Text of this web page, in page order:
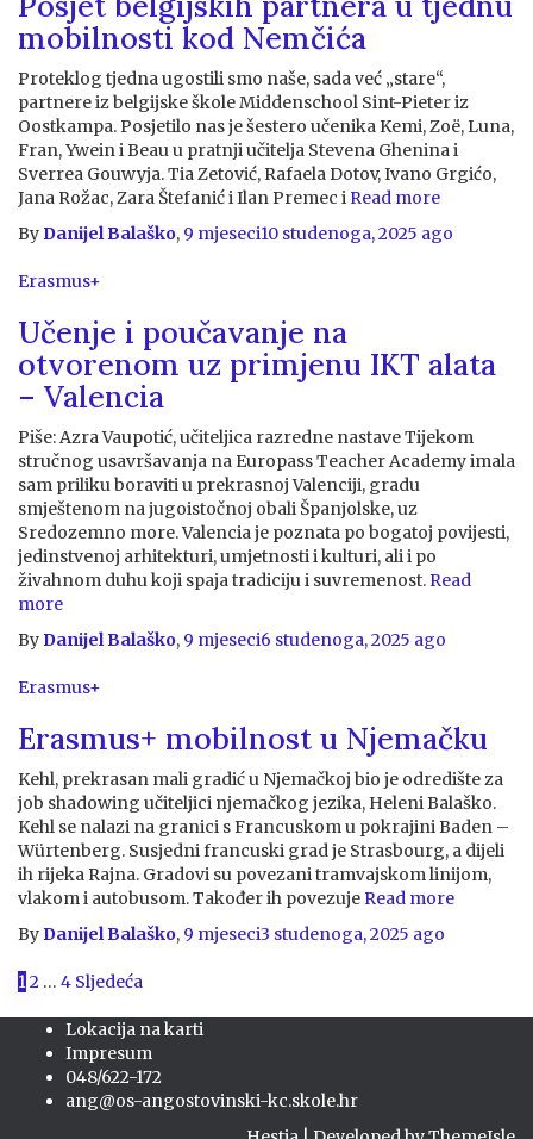
mobilnosti kod Nemčića
Proteklog tjedna ugostili smo naše, sada već „stare“,
partnere iz belgijske škole Middenschool Sint-Pieter iz
Oostkampa. Posjetilo nas je šestero učenika Kemi, Zoë, Luna,
Fran, Ywein i Beau u pratnji učitelja Stevena Ghenina i
Sverrea Gouwyja. Tia Zetović, Rafaela Dotov, Ivano Grgićo,
Jana Rožac, Zara Štefanić i Ilan Premec i Read more
By Danijel Balaško, 9 mjeseci10 studenoga, 2025 ago
Erasmus+
Učenje i poučavanje na
otvorenom uz primjenu IKT alata
– Valencia
Piše: Azra Vaupotić, učiteljica razredne nastave Tijekom
stručnog usavršavanja na Europass Teacher Academy imala
sam priliku boraviti u prekrasnoj Valenciji, gradu
smještenom na jugoistočnoj obali Španjolske, uz
Sredozemno more. Valencia je poznata po bogatoj povijesti,
jedinstvenoj arhitekturi, umjetnosti i kulturi, ali i po
živahnom duhu koji spaja tradiciju i suvremenost. Read
more
By Danijel Balaško, 9 mjeseci6 studenoga, 2025 ago
Erasmus+
Erasmus+ mobilnost u Njemačku
Kehl, prekrasan mali gradić u Njemačkoj bio je odredište za
job shadowing učiteljici njemačkog jezika, Heleni Balaško.
Kehl se nalazi na granici s Francuskom u pokrajini Baden –
Würtenberg. Susjedni francuski grad je Strasbourg, a dijeli
ih rijeka Rajna. Gradovi su povezani tramvajskom linijom,
vlakom i autobusom. Također ih povezuje Read more
By Danijel Balaško, 9 mjeseci3 studenoga, 2025 ago
Brojevi
stranica
objava
12 … 4 Sljedeća
Lokacija na karti
Impresum
048/622-172
ang@os-angostovinski-kc.skole.hr